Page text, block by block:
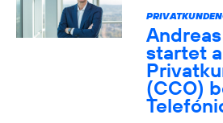
startet
(CCO)